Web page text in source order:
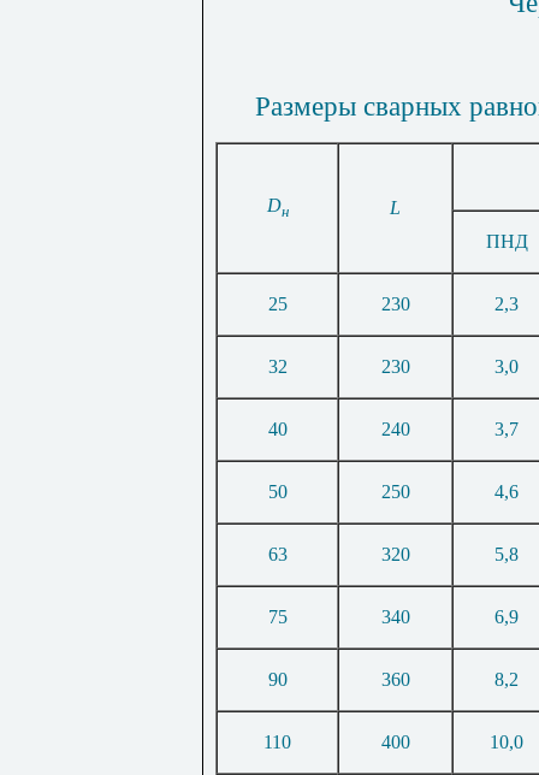
Размеры сварных
Dн
L
ПНД
25 230 2,3
32 230 3,0
40 240 3,7
50 250 4,6
63 320 5,8
75 340 6,9
90 360 8,2
110 400 10,0